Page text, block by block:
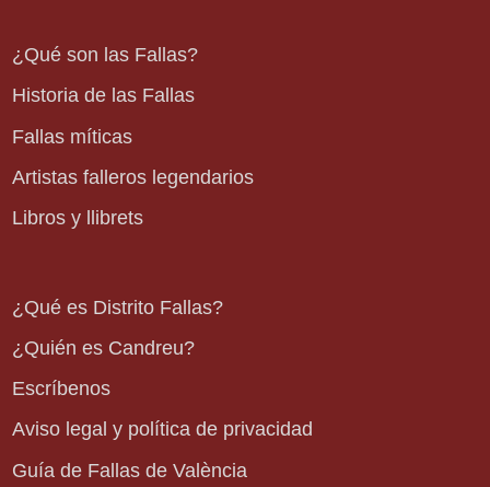
¿Qué son las Fallas?
Historia de las Fallas
Fallas míticas
Artistas falleros legendarios
Libros y llibrets
¿Qué es Distrito Fallas?
¿Quién es Candreu?
Escríbenos
Aviso legal y política de privacidad
Guía de Fallas de València